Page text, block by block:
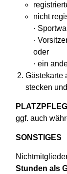
nicht
·
·
oder
· ein
Gästekarte
stecken
ggf. auch
SONSTIGES
Stunden als